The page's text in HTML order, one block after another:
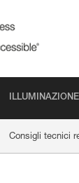
ILLUMINAZIONE
Consigli tecnici